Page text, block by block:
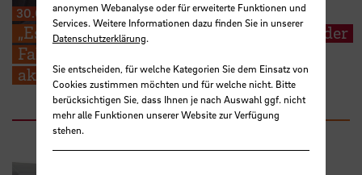
30.06.2026
„Es geht um die Wurst“ – Studierende an der
Fakultät 4 sammeln Ideen für ihre
akademische Zukunft
anonymen Webanalyse oder für erweiterte Funktionen und
Services. Weitere Informationen dazu finden Sie in unserer
Datenschutzerklärung.
Sie entscheiden, für welche Kategorien Sie dem Einsatz von
Cookies zustimmen möchten und für welche nicht. Bitte
berücksichtigen Sie, dass Ihnen je nach Auswahl ggf. nicht
mehr alle Funktionen unserer Website zur Verfügung
stehen.